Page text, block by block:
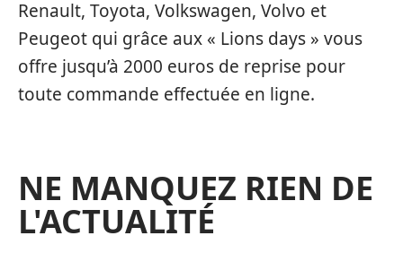
Renault, Toyota, Volkswagen, Volvo et
Peugeot qui grâce aux « Lions days » vous
offre jusqu’à 2000 euros de reprise pour
toute commande effectuée en ligne.
NE MANQUEZ RIEN DE
L'ACTUALITÉ